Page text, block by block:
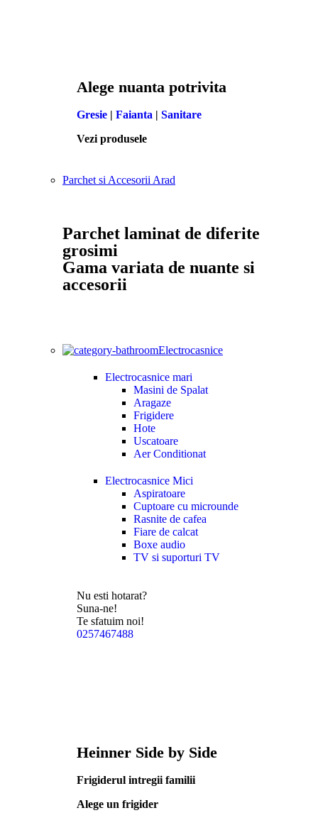
Alege nuanta potrivita
Gresie | Faianta | Sanitare
Vezi produsele
Parchet si Accesorii Arad
Parchet laminat de diferite
grosimi
Gama variata de nuante si
accesorii
Electrocasnice
Electrocasnice mari
Masini de Spalat
Aragaze
Frigidere
Hote
Uscatoare
Aer Conditionat
Electrocasnice Mici
Aspiratoare
Cuptoare cu microunde
Rasnite de cafea
Fiare de calcat
Boxe audio
TV si suporturi TV
Nu esti hotarat?
Suna-ne!
Te sfatuim noi!
0257467488
Heinner Side by Side
Frigiderul intregii familii
Alege un frigider